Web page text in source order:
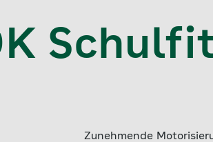
Zunehmende